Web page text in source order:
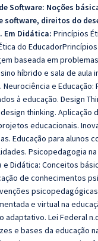
Software: Noções
software, direitos do
Em Didática: Princípios
do
baseada em
híbrido e sala de aula
e Educação:
à educação. Design
thinking. Aplicação
educacionais.
Educação para alunos
Psicopedagogia na
Didática: Conceitos
de conhecimentos
e virtual na
adaptativo. Lei Federal
e bases da educação